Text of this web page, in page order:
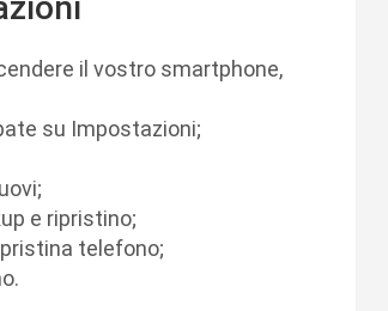
il vostro smartphone,
su Impostazioni;
e ripristino;
telefono;